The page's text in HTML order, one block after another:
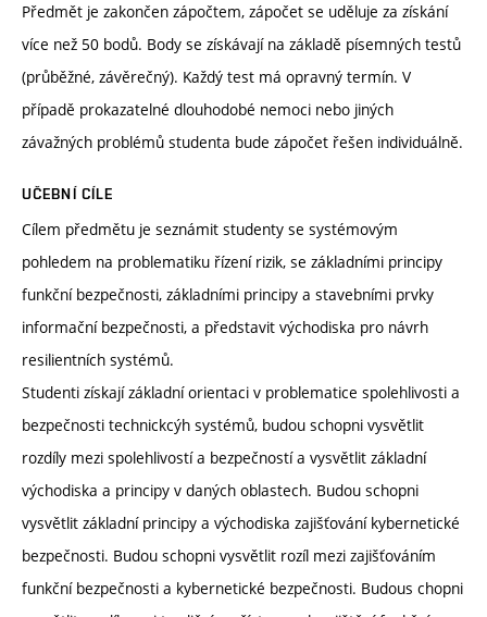
Předmět je zakončen zápočtem, zápočet se uděluje za získání
více než 50 bodů. Body se získávají na základě písemných testů
(průběžné, závěrečný). Každý test má opravný termín. V
případě prokazatelné dlouhodobé nemoci nebo jiných
závažných problémů studenta bude zápočet řešen individuálně.
UČEBNÍ CÍLE
Cílem předmětu je seznámit studenty se systémovým
pohledem na problematiku řízení rizik, se základními principy
funkční bezpečnosti, základními principy a stavebními prvky
informační bezpečnosti, a představit východiska pro návrh
resilientních systémů.
Studenti získají základní orientaci v problematice spolehlivosti a
bezpečnosti technickcýh systémů, budou schopni vysvětlit
rozdíly mezi spolehlivostí a bezpečností a vysvětlit základní
východiska a principy v daných oblastech. Budou schopni
vysvětlit základní principy a východiska zajišťování kybernetické
bezpečnosti. Budou schopni vysvětlit rozíl mezi zajišťováním
funkční bezpečnosti a kybernetické bezpečnosti. Budous chopni